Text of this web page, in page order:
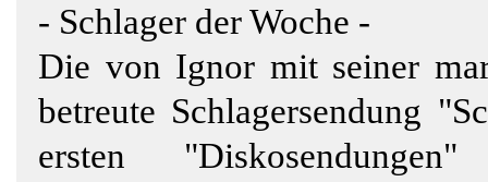
- Schlager der Woche -
Die von Ignor mit seiner
betreute Schlagersendung
ersten